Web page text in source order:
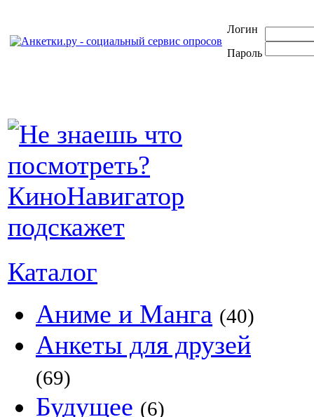
Логин
Пароль
Каталог
Аниме и Манга (40)
Анкеты для друзей
(69)
Будущее (6)